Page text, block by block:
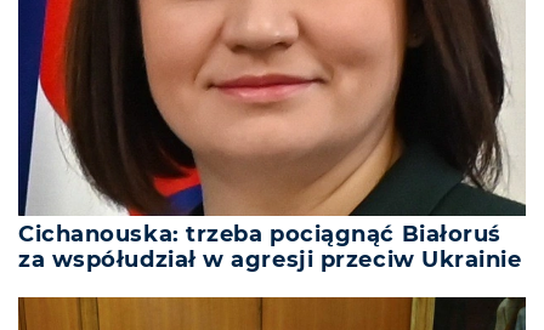
Cichanouska: trzeba pociągnąć Białoruś
za współudział w agresji przeciw Ukrainie